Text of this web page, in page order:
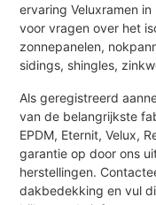
ervaring Veluxramen
voor vragen over het
zonnepanelen,
sidings, shingles,
Als geregistreerd
van de belangrijkste
EPDM, Eternit, Velux,
garantie op door ons
herstellingen.
dakbedekking en vul